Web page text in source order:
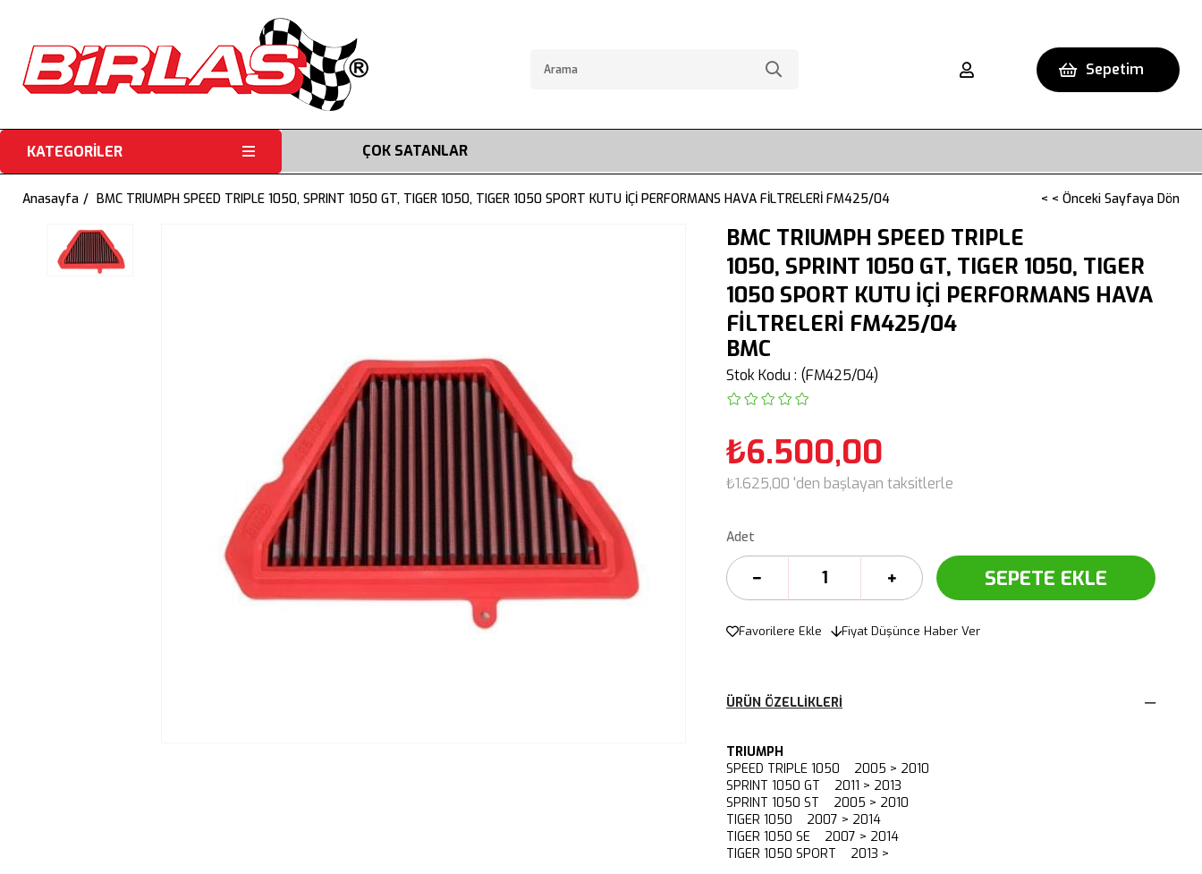
Sepetim
KATEGORİLER ÇOK SATANLAR
Anasayfa BMC TRIUMPH SPEED TRIPLE 1050, SPRINT 1050 GT, TIGER 1050, TIGER 1050 SPORT KUTU İÇİ PERFORMANS HAVA FİLTRELERİ FM425/04 < < Önceki Sayfaya Dön
BMC TRIUMPH SPEED TRIPLE
1050, SPRINT 1050 GT, TIGER 1050, TIGER
1050 SPORT KUTU İÇİ PERFORMANS HAVA
FİLTRELERİ FM425/04
BMC
Stok Kodu (FM425/04)
₺6.500,00
₺1.625,00 'den başlayan taksitlerle
Adet
Favorilere Ekle Fiyat Düşünce Haber Ver
ÜRÜN ÖZELLIKLERI
TRIUMPH
SPEED TRIPLE 1050 2005 > 2010
SPRINT 1050 GT 2011 > 2013
SPRINT 1050 ST 2005 > 2010
TIGER 1050 2007 > 2014
TIGER 1050 SE 2007 > 2014
TIGER 1050 SPORT 2013 >